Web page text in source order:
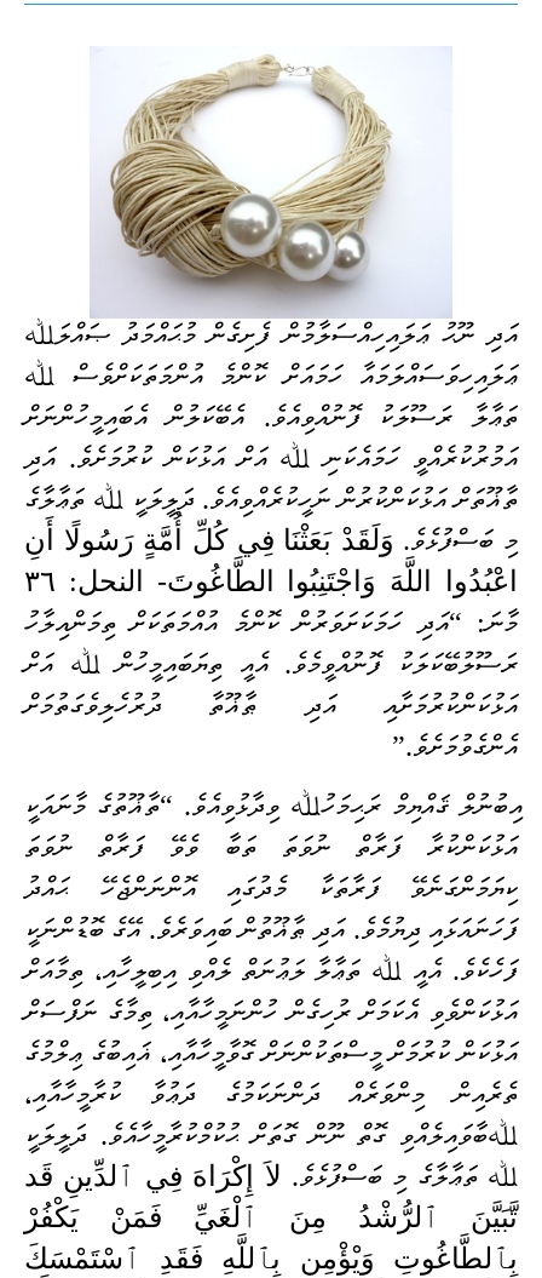
އަދި ނޫޙު ޢަލައިހިއްސަލާމުން ފެށިގެން މުޙައްމަދު ޞައްލަﷲ
ޢަލައިހިވަސައްލަމައާ ހަމައަށް ކޮންމެ އުންމަތަކަށްވެސް ﷲ
ތަޢާލާ ރަސޫލަކު ފޮނުއްވިއެވެ. އެބޭކަލުން އެބައިމީހުންނަށް
އަމުރުކުރެއްވީ ހަމައެކަނި ﷲ އަށް އަޅުކަން ކުރުމަށެވެ. އަދި
ތާޣޫތަށް އަޅުކަންކުރުން ނަހީކުރެއްވިއެވެ. ދަލީލަކީ ﷲ ތަޢާލާގެ
މި ބަސްފުޅެވެ. وَلَقَدْ بَعَثْنَا فِي كُلِّ أُمَّةٍ رَسُولًا أَنِ
اعْبُدُوا اللَّهَ وَاجْتَنِبُوا الطَّاغُوتَ- النحل: ٣٦
މާނަ: “އަދި ހަމަކަށަވަރުން ކޮންމެ އުއްމަތަކަށް ތިމަންއިލާހު
ރަސޫލުބޭކަލަކު ފޮނުއްވީމެވެ. އެއީ ތިޔަބައިމީހުން ﷲ އަށް
އަޅުކަންކުރުމަށާއި އަދި ޠާޣޫތާ ދުރުހެލިވެގަތުމަށް
އެންގެވުމަށެވެ.”
އިބުނުލް ޤައްޔިމް ރަޙިމަހުﷲ ވިދާޅުވިއެވެ. “ތާޣޫތުގެ މާނައަކީ
އަޅުކަންކުރާ ފަރާތް ނުވަތަ ތަބާ ވެވޭ ފަރާތް ނުވަތަ
ކިޔަމަންގަނެވޭ ފަރާތަކާމެދުގައި އޮންނަންޖެހޭ ޙައްދު
ފަހަނައަޅައި ދިޔުމެވެ. އަދި ޠާޣޫތުން ބައިވަރެވެ. އޭގެ ބޮޑުންނަކީ
ފަހެކެވެ. އެއީ ﷲ ތަޢާލާ ލަޢުނަތް ލެއްވި އިބިލީހާއި، ތިމާއަށް
އަޅުކަންވެވި އެކަމަށް ރުހިގެން ހުންނަމީހާއާއި، ތިމާގެ ނަފްސަށް
އަޅުކަން ކުރުމަށް މީސްތަކުންނަށް ގޮވާމީހާއާއި، ޣައިބުގެ ޢިލްމުގެ
ތެރެއިން މިންވަރެއް ދަންނަކަމުގެ ދަޢުވާ ކުރާމީހާއާއި،
ﷲބާވައިލެއްވި ގޮތް ނޫން ގޮތަށް ޙުކުމްކުރާމީހާއެވެ. ދަލީލަކީ
ﷲ ތަޢާލާގެ މި ބަސްފުޅެވެ. لاَ إِكْرَاهَ فِي ٱلدِّينِ قَد
تَّبَيَّنَ ٱ لرُّشْدُ مِنَ ٱلْغَيِّ فَمَنْ يَكْفُرْ
بِٱلطَّاغُوتِ وَيْؤْمِن بِٱللَّهِ فَقَدِ ٱسْتَمْسَكَ